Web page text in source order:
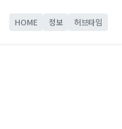
HOME 정보 허브타임